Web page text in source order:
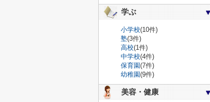
学ぶ
小学校(10件)
塾(3件)
高校(1件)
中学校(4件)
保育園(7件)
幼稚園(9件)
美容・健康